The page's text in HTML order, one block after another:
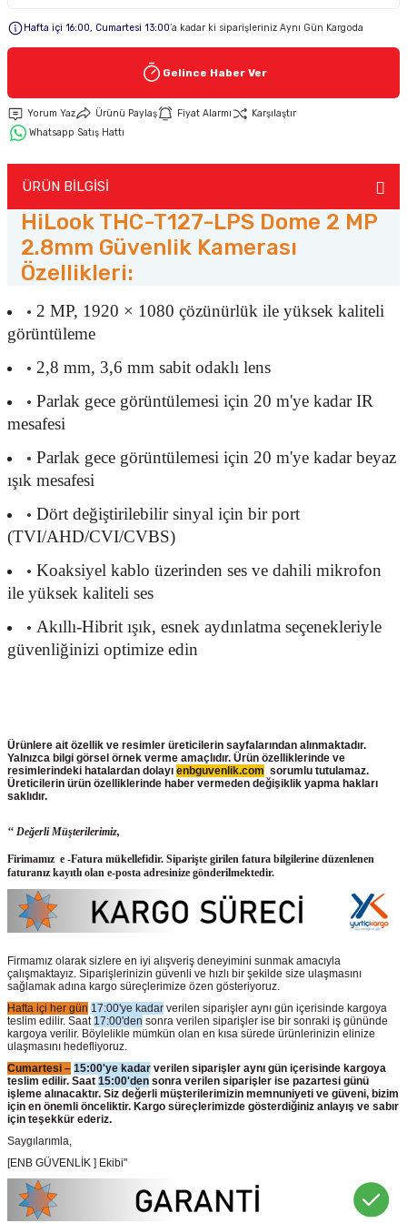
Keypad-Tuş Takımı Ürünler
Hafta içi 16:00, Cumartesi 13:00’a kadar ki siparişleriniz Aynı Gün Kargoda
Gelince Haber Ver
Yorum Yaz Ürünü Paylaş Fiyat Alarmı
Karşılaştır
Whatsapp Satış Hattı
ÜRÜN BİLGİSİ
HiLook THC-T127-LPS Dome 2 MP
2.8mm Güvenlik Kamerası
Özellikleri:
2 MP, 1920 × 1080 çözünürlük ile yüksek kaliteli
görüntüleme
2,8 mm, 3,6 mm sabit odaklı lens
Parlak gece görüntülemesi için 20 m'ye kadar IR
mesafesi
Parlak gece görüntülemesi için 20 m'ye kadar beyaz
ışık mesafesi
Dört değiştirilebilir sinyal için bir port
(TVI/AHD/CVI/CVBS)
Koaksiyel kablo üzerinden ses ve dahili mikrofon
ile yüksek kaliteli ses
Akıllı-Hibrit ışık, esnek aydınlatma seçenekleriyle
güvenliğinizi optimize edin
Ürünlere ait özellik ve resimler üreticilerin sayfalarından alınmaktadır.
Yalnızca bilgi görsel örnek verme amaçlıdır. Ürün özelliklerinde ve
resimlerindeki hatalardan dolayı enbguvenlik.com sorumlu tutulamaz.
Üreticilerin ürün özelliklerinde haber vermeden değişiklik yapma hakları
saklıdır.
‘‘ Değerli Müşterilerimiz,
Firimamız e -Fatura mükellefidir. Siparişte girilen fatura bilgilerine düzenlenen
faturanız kayıtlı olan e-posta adresinize gönderilmektedir.
Firmamız olarak sizlere en iyi alışveriş deneyimini sunmak amacıyla
çalışmaktayız. Siparişlerinizin güvenli ve hızlı bir şekilde size ulaşmasını
sağlamak adına kargo süreçlerimize özen gösteriyoruz.
Hafta içi her gün 17:00'ye kadar verilen siparişler aynı gün içerisinde kargoya
teslim edilir. Saat 17:00'den sonra verilen siparişler ise bir sonraki iş gününde
kargoya verilir. Böylelikle mümkün olan en kısa sürede ürünlerinizin elinize
ulaşmasını hedefliyoruz.
Cumartesi – 15:00'ye kadar verilen siparişler aynı gün içerisinde kargoya
teslim edilir. Saat 15:00'den sonra verilen siparişler ise pazartesi günü
işleme alınacaktır. Siz değerli müşterilerimizin memnuniyeti ve güveni, bizim
için en önemli önceliktir. Kargo süreçlerimizde gösterdiğiniz anlayış ve sabır
için teşekkür ederiz.
Saygılarımla,
[ENB GÜVENLİK ] Ekibi"